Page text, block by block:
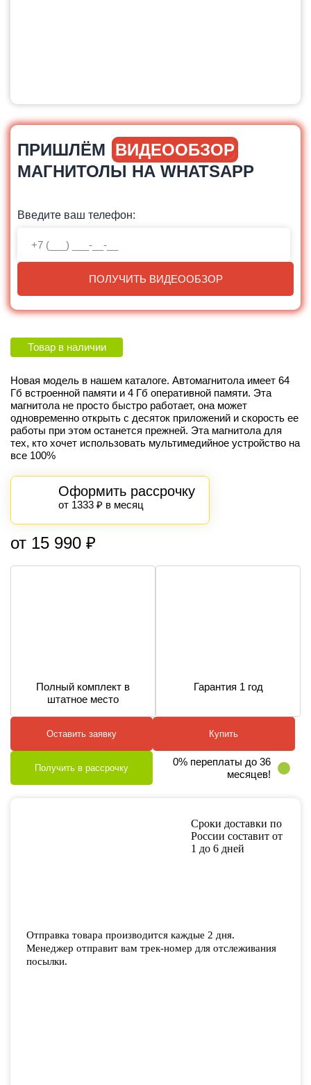
ПРИШЛЁМ ВИДЕООБЗОР
МАГНИТОЛЫ НА WHATSAPP
Введите ваш телефон:
ПОЛУЧИТЬ ВИДЕООБЗОР
Товар в наличии
Новая модель в нашем каталоге. Автомагнитола имеет 64
Гб встроенной памяти и 4 Гб оперативной памяти. Эта
магнитола не просто быстро работает, она может
одновременно открыть с десяток приложений и скорость ее
работы при этом останется прежней. Эта магнитола для
тех, кто хочет использовать мультимедийное устройство на
все 100%
Оформить рассрочку
от 1333 ₽ в месяц
от 15 990 ₽
Полный комплект в
штатное место
Гарантия 1 год
Оставить заявку Купить
Получить в рассрочку
0% переплаты до 36
месяцев!
Сроки доставки по
России составит от
1 до 6 дней
Отправка товара производится каждые 2 дня.
Менеджер отправит вам трек-номер для отслеживания
посылки.